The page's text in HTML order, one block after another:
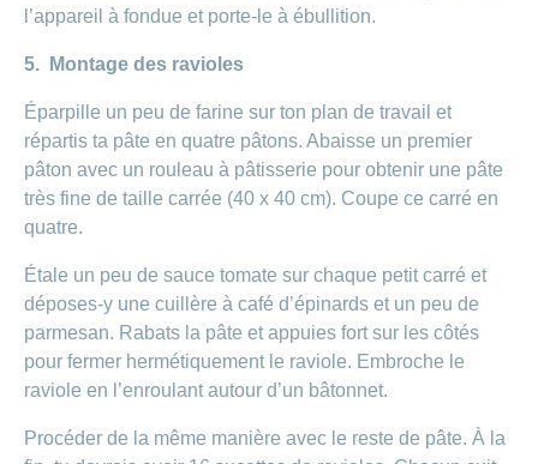
l’appareil à fondue et porte-le à ébullition.
5. Montage des ravioles
Éparpille un peu de farine sur ton plan de travail et
répartis ta pâte en quatre pâtons. Abaisse un premier
pâton avec un rouleau à pâtisserie pour obtenir une pâte
très fine de taille carrée (40 x 40 cm). Coupe ce carré en
quatre.
Étale un peu de sauce tomate sur chaque petit carré et
déposes-y une cuillère à café d’épinards et un peu de
parmesan. Rabats la pâte et appuies fort sur les côtés
pour fermer hermétiquement le raviole. Embroche le
raviole en l’enroulant autour d’un bâtonnet.
Procéder de la même manière avec le reste de pâte. À la